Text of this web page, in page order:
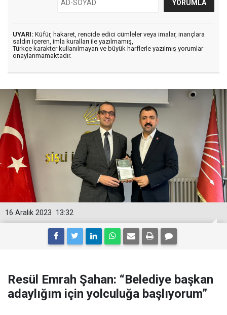
UYARI: Küfür, hakaret, rencide edici cümleler veya imalar, inançlara
saldırı içeren, imla kuralları ile yazılmamış,
Türkçe karakter kullanılmayan ve büyük harflerle yazılmış yorumlar
onaylanmamaktadır.
13:32
16 Aralık 2023
Resül Emrah Şahan: “Belediye başkan
adaylığım için yolculuğa başlıyorum”